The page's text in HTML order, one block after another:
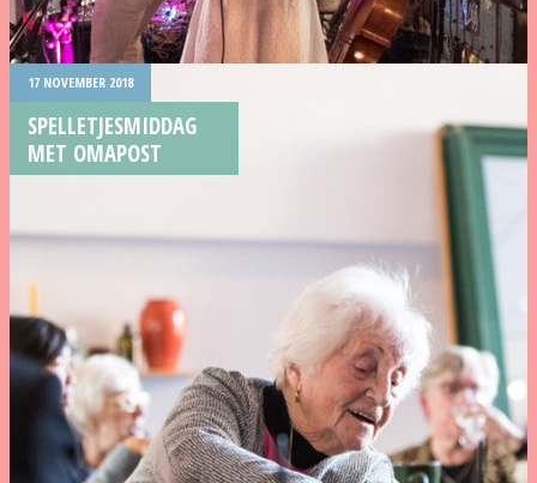
17 NOVEMBER 2018
SPELLETJESMIDDAG
MET OMAPOST